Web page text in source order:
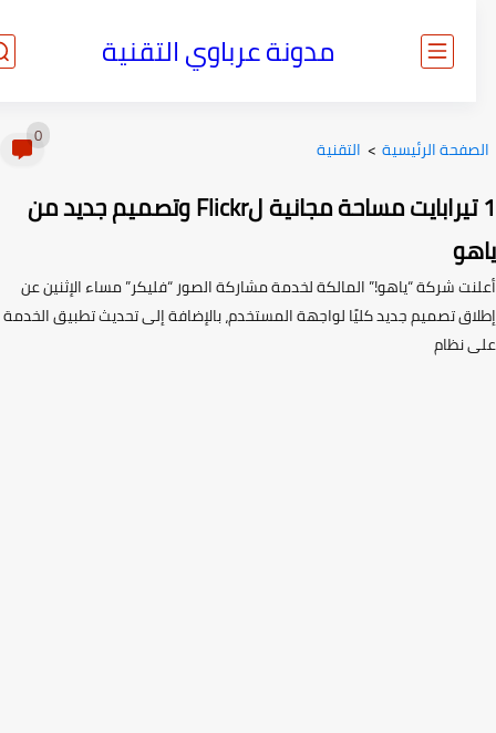
مدونة عرباوي التقنية
الرئيسية> التقنية
1 تيرابايت مساحة مجانية لFlickr وتصميم جديد من
شركة “ياهو!” المالكة لخدمة مشاركة الصور “فليكر” مساء الإثنين عن
تصميم جديد كليًا لواجهة المستخدم، بالإضافة إلى تحديث تطبيق الخدمة
نظام